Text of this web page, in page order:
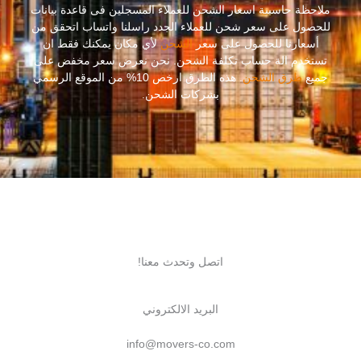
ملاحظة حاسبىة اسعار الشحن للعملاء المسجلين فى قاعدة بيانات
للحصول على سعر شحن للعملاء الجدد راسلنا واتساب اتحقق من
أسعارنا للحصول على سعرالشحنلأي مكان يمكنك فقط ان
تستخدم الة حساب تكلفة الشحن. نحن نعرض سعر مخفض على
جميعطرق الشحن
. هذه الطرق ارخص 10% من الموقع الرسمي
بشركات الشحن.
اتصل وتحدث معنا!
البريد الالكتروني
info@movers-co.com